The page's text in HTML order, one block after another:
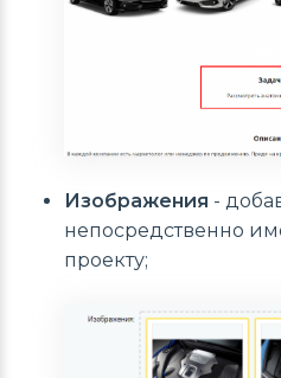
Изображения -
непосредственно
проекту;